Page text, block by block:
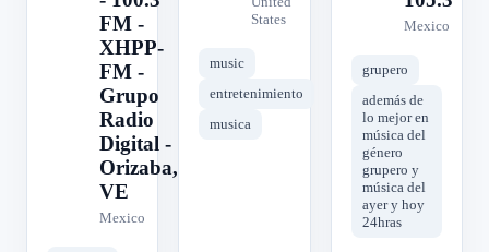
FM -
XHPP-
FM -
Grupo
Radio
Digital -
Orizaba,
VE
Mexico
States
music
entretenimiento
musica
Mexico
grupero
además de
lo mejor en
música del
género
grupero y
música del
ayer y hoy
24hras